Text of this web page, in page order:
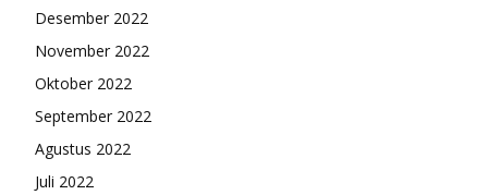
Desember 2022
November 2022
Oktober 2022
September 2022
Agustus 2022
Juli 2022